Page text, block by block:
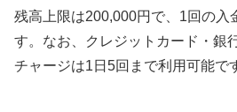
残高上限は200,000円で、1回の入
す。なお、クレジットカード・銀
チャージは1日5回まで利用可能で